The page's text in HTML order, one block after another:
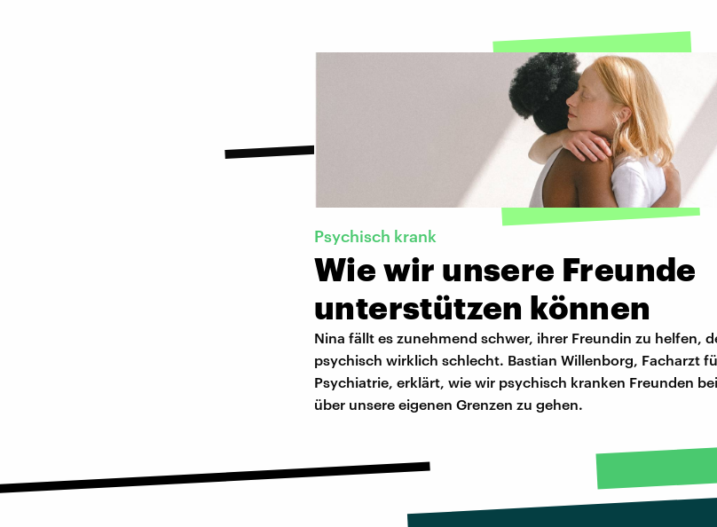
Psychisch krank
Wie wir unsere Freunde
unterstützen können
Nina fällt es zunehmend schwer, ihrer Freundin zu helfen,
psychisch wirklich schlecht. Bastian Willenborg, Facharzt
Psychiatrie, erklärt, wie wir psychisch kranken Freunden
über unsere eigenen Grenzen zu gehen.